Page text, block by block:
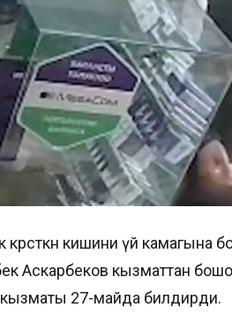
кишини үй камагына
Аскарбеков кызматтан
кызматы 27-майда билдирди.